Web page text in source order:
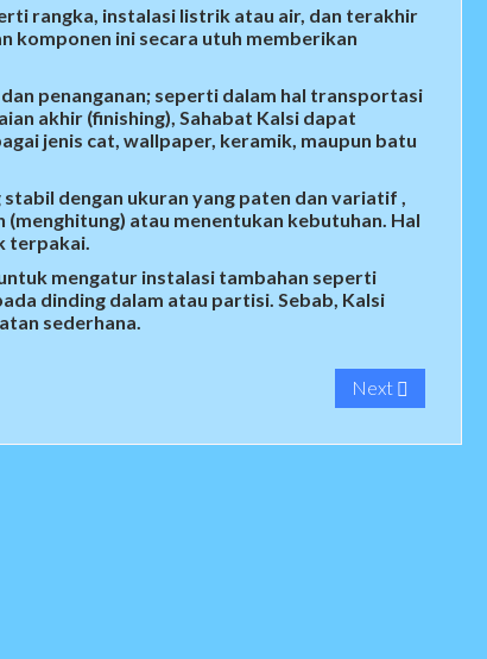
rangka, instalasi listrik atau air, dan terakhir
komponen ini secara utuh memberikan
penanganan; seperti dalam hal transportasi
akhir (finishing), Sahabat Kalsi dapat
jenis cat, wallpaper, keramik, maupun batu
dengan ukuran yang paten dan variatif ,
atau menentukan kebutuhan. Hal
terpakai.
mengatur instalasi tambahan seperti
dinding dalam atau partisi. Sebab, Kalsi
sederhana.
Next